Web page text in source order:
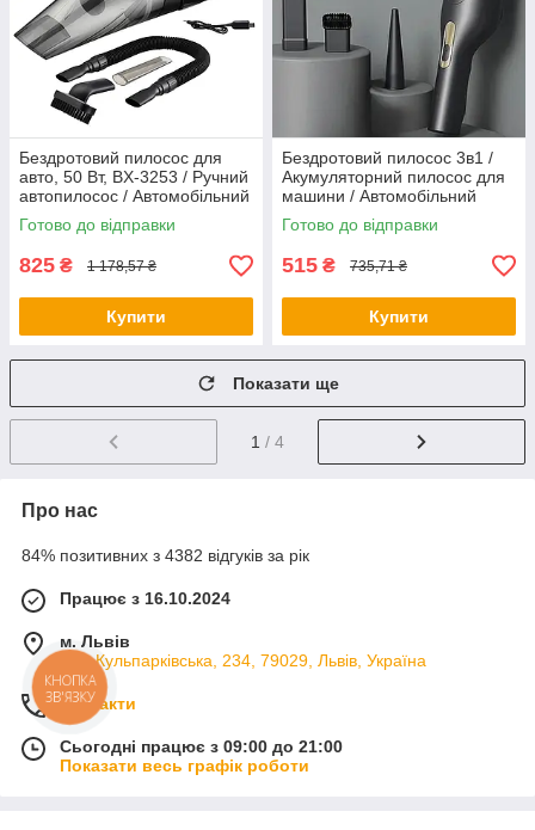
Бездротовий пилосос для
авто, 50 Вт, BX-3253 / Ручний
автопилосос / Автомобільний
пилосос
Готово до відправки
825 ₴ 1 178,57 ₴
Купити
Бездротовий пилосос 3в1 /
Акумуляторний пилосос для
машини / Автомобільний
пилосос
Готово до відправки
515 ₴ 735,71 ₴
Купити
Показати ще
1 / 4
Про нас
84% позитивних з 4382 відгуків за рік
Працює з 16.10.2024
м. Львів
вул. Кульпарківська, 234, 79029, Львів, Україна
Контакти
Сьогодні працює з 09:00 до 21:00
Показати весь графік роботи
КНОПКА
ЗВ'ЯЗКУ